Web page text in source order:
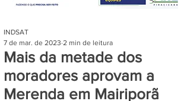
Mais da metade dos
moradores aprovam a
Merenda em Mairiporã
INDSAT
7 de mar. de 2023 2 min de leitura